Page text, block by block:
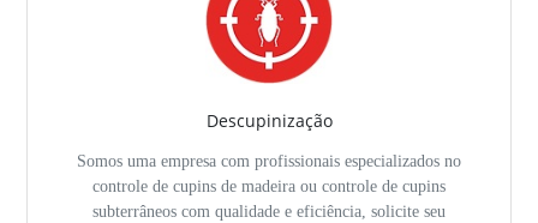
Descupinização
Somos uma empresa com profissionais especializados no
controle de cupins de madeira ou controle de cupins
subterrâneos com qualidade e eficiência, solicite seu